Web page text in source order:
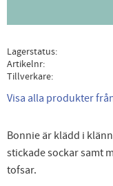
Lagerstatus
Artikelnr
Tillverkare
Visa alla produkter
Bonnie är klädd i
stickade sockar samt
tofsar.